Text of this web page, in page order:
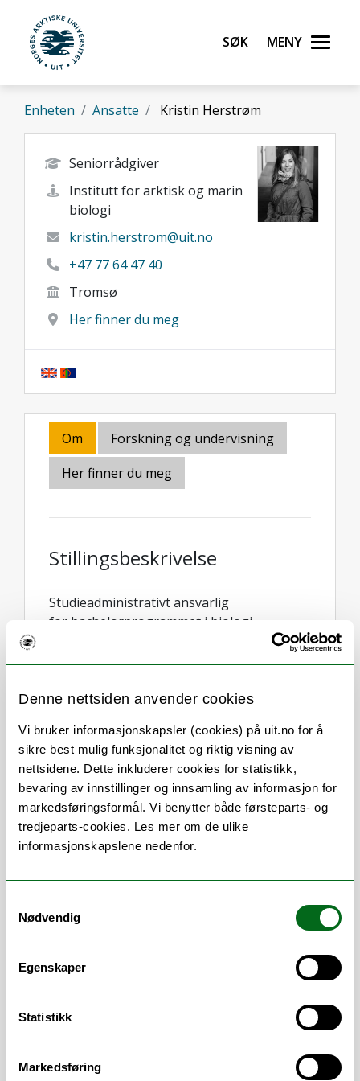
Denne nettsiden anvender cookies
Vi bruker informasjonskapsler (cookies) på uit.no for å
sikre best mulig funksjonalitet og riktig visning av
nettsidene. Dette inkluderer cookies for statistikk,
bevaring av innstillinger og innsamling av informasjon for
markedsføringsformål. Vi benytter både førsteparts- og
tredjeparts-cookies. Les mer om de ulike
informasjonskapslene nedenfor.
Nødvendig
Egenskaper
Statistikk
Markedsføring
Gå til hovedinnhold
UiT Norges arktiske universitet
Søk Meny
Enheten Ansatte Kristin Herstrøm
Seniorrådgiver
Institutt for arktisk og marin
biologi
kristin.herstrom@uit.no
+47 77 64 47 40
Tromsø
Her finner du meg
Om
Forskning og undervisning
Her finner du meg
Stillingsbeskrivelse
Studieadministrativt ansvarlig
for bachelorprogrammet i biologi.
Semesterstart/mottak av studenter
Veiledning av studenter
Studieprogresjon
Saksbehandling relatert til
studentene studieløp
(innpasningssaker, dispensasjon,
permisjon, utsettelser etc)
Emnekatalog
Timeplanlegning
utgående)
Inngår i seksjon for utdanning ved Fakultet
for biovitenskap, fiskeri og økonomi.
Arbeidsområder